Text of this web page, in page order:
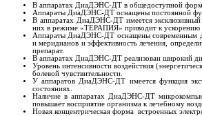
В аппаратах ДиаДЭНС-ДТ в общедоступной форме
Аппараты ДиаДЭНС-ДТ оснащены постоянной
В аппаратах ДиаДЭНС-ДТ имеется
них в режиме «ТЕРАПИЯ» приводит к ускорению
Аппараты ДиаДЭНС-ДТ оснащены современным
и меридианов и эффективность лечения,
препарат.
В аппаратах ДиаДЭНС-ДТ реализован широкий
Уровень интенсивности воздействия
болевой чувствительности.
У аппаратов ДиаДЭНС-ДТ имеется функция
состояниях.
Наличие в аппаратах ДиаДЭНС-ДТ
повышает восприятие организма к лечебному
Новая концентрическая форма встроенных